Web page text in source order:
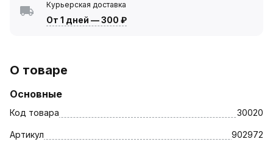
Курьерская доставка
От 1 дней —300 ₽
О товаре
Основные
Код товара 30020
Артикул 902972